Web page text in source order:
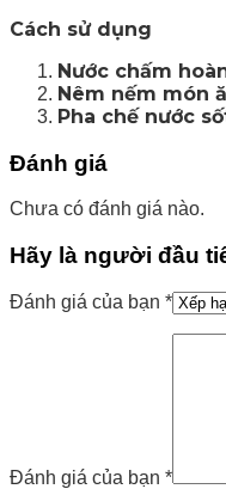
Cách sử dụng
Nước chấm
Nêm nếm món
Pha chế nước
Đánh giá
Chưa có đánh giá nào.
Hãy là người đầu
Đánh giá của bạn *
Đánh giá của bạn *